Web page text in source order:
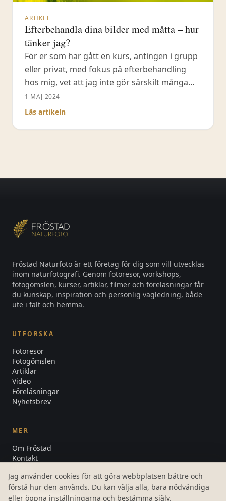
ARTIKEL
Efterbehandla dina bilder med måtta – hur
tänker jag?
För er som har gått en kurs, antingen i grupp
eller privat, med fokus på efterbehandling
hos mig, vet att jag inte gör särskilt många
steg med mina naturbilder. Jag koncentrerar
mig på mitt arbetsflöde och hur jag ska få så
1 MAJ 2024
Läs artikeln
Fröstad Naturfoto är ett företag för dig som vill utvecklas
inom naturfotografi. Genom fotoresor, workshops,
fotogömslen, kurser, artiklar, filmer och föreläsningar får
du kunskap, inspiration och personlig vägledning, både
ute i fält och hemma.
UTFORSKA
Fotoresor
Fotogömslen
Artiklar
Video
Föreläsningar
Nyhetsbrev
MER
Om Fröstad
Kontakt
Integritetspolicy
Cookiepolicy
Cookieinställningar
Jag använder cookies för att göra webbplatsen bättre och
förstå hur den används. Du kan välja alla, bara nödvändiga
eller öppna inställningarna och bestämma själv.